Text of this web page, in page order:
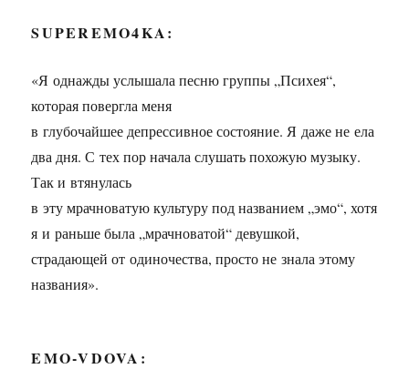
SUPEREMO4KA:
«Я однажды услышала песню группы „Психея“,
которая повергла меня
в глубочайшее депрессивное состояние. Я даже не ела
два дня. С тех пор начала слушать похожую музыку.
Так и втянулась
в эту мрачноватую культуру под названием „эмо“, хотя
я и раньше была „мрачноватой“ девушкой,
страдающей от одиночества, просто не знала этому
названия».
EMO-VDOVA: